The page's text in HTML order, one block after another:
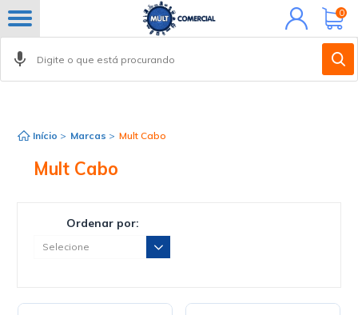
Minha
conta
0
Início > Marcas > Mult Cabo
Mult Cabo
Ordenar por: